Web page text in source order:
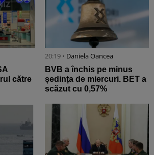
către
20:19 • Daniela Oancea
BVB a închis pe minus
ședința de miercuri. BET a
scăzut cu 0,57%